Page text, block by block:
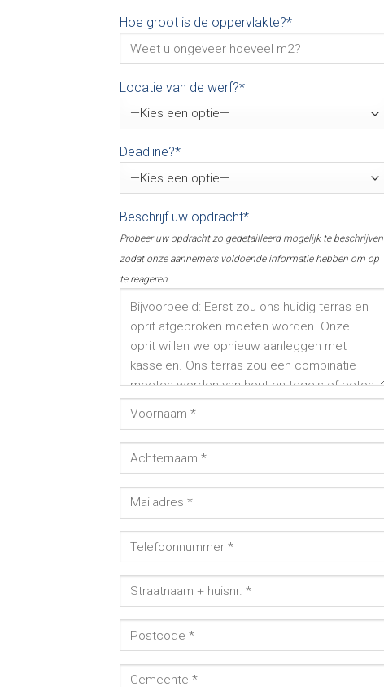
Hoe groot is de oppervlakte?*
Locatie van de werf?*
Deadline?*
Beschrijf uw opdracht*
Probeer uw opdracht zo gedetailleerd mogelijk te beschrijven
zodat onze aannemers voldoende informatie hebben om op
te reageren.